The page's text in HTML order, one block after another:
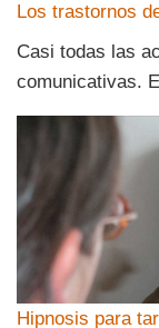
Los trastornos
Casi todas las
comunicativas.
Hipnosis para